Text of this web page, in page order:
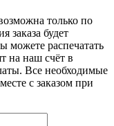
только по
заказа будет
можете распечатать
на наш счёт в
Все необходимые
с заказом при